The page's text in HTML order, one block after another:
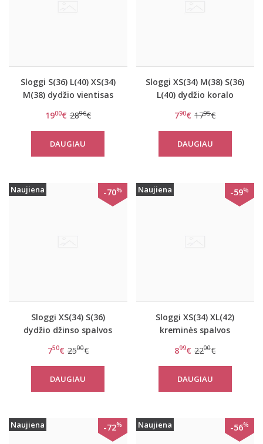
Sloggi S(36) L(40) XS(34)
M(38) dydžio vientisas
maudymosi kostiumėlis
swim Tamarama OP
1900€ 2896€
DAUGIAU
Sloggi XS(34) M(38) S(36)
L(40) dydžio koralo
gifiūrinės kelnaitės Zero
Lace H Hipstring
790€ 1795€
DAUGIAU
Naujiena -70%
Sloggi XS(34) S(36)
dydžio džinso spalvos
Tai
750€ 2500€
DAUGIAU
Naujiena -59%
Sloggi XS(34) XL(42)
kreminės spalvos
Hipster
899€ 2200€
DAUGIAU
Naujiena -72% Naujiena -56%